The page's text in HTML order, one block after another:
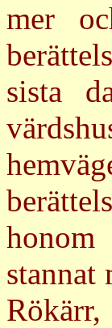
mer
sista
stannat